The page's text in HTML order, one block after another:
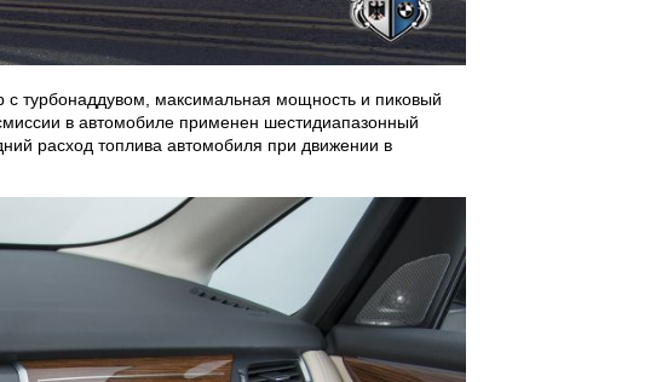
турбонаддувом, максимальная мощность и пиковый
в автомобиле применен шестидиапазонный
расход топлива автомобиля при движении в